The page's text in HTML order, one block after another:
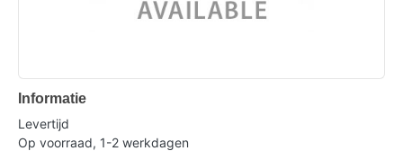
Informatie
Levertijd
Op voorraad, 1-2 werkdagen